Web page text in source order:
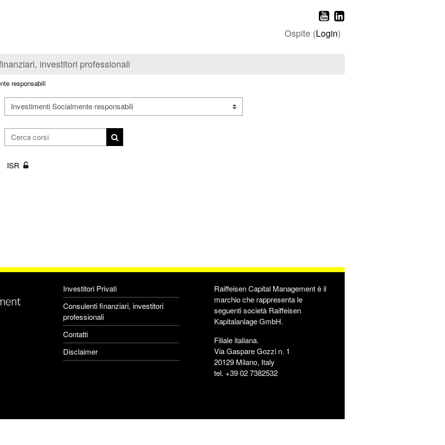
Ospite (Login)
investitori professionali
responsabili
di corso
Cerca corsi
Cerca corsi
ISR
Investitori Privati
Consulenti finanziari, investitori
professionali
Contatti
Disclaimer
Raiffeisen Capital Management è il
marchio che rappresenta le
seguenti società Raiffeisen
Kapitalanlage GmbH.
Filiale italiana.
Via Gaspare Gozzi n. 1
20129 Milano, Italy
tel. +39 02 7382532